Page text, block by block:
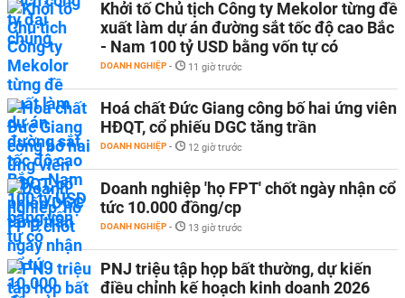
Khởi tố Chủ tịch Công ty Mekolor từng đề
xuất làm dự án đường sắt tốc độ cao Bắc
- Nam 100 tỷ USD bằng vốn tự có
DOANH NGHIỆP - 11 giờ trước
Hoá chất Đức Giang công bố hai ứng viên
HĐQT, cổ phiếu DGC tăng trần
DOANH NGHIỆP - 12 giờ trước
Doanh nghiệp 'họ FPT' chốt ngày nhận cổ
tức 10.000 đồng/cp
DOANH NGHIỆP - 13 giờ trước
PNJ triệu tập họp bất thường, dự kiến
điều chỉnh kế hoạch kinh doanh 2026